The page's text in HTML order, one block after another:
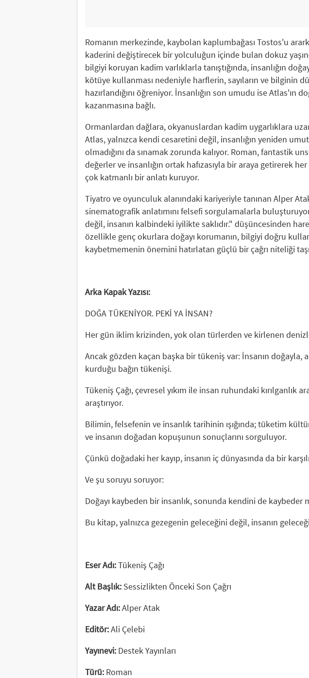
Romanın merkezinde, kaybolan kaplumbağası Tostos'u
kaderini değiştirecek bir yolculuğun içinde bulan dokuz
bilgiyi koruyan kadim varlıklarla tanıştığında, insanlığın
kötüye kullanması nedeniyle harflerin, sayıların ve bilginin
hazırlandığını öğreniyor. İnsanlığın son umudu ise Atlas'ın
kazanmasına bağlı.
Ormanlardan dağlara, okyanuslardan kadim uygarlıklara
Atlas, yalnızca kendi cesaretini değil, insanlığın yeniden
olmadığını da sınamak zorunda kalıyor. Roman, fantastik
değerler ve insanlığın ortak hafızasıyla bir araya getirerek
çok katmanlı bir anlatı kuruyor.
Tiyatro ve oyunculuk alanındaki kariyeriyle tanınan Alper
sinematografik anlatımını felsefi sorgulamalarla
değil, insanın kalbindeki iyilikte saklıdır." düşüncesinden
özellikle genç okurlara doğayı korumanın, bilgiyi doğru
kaybetmemenin önemini hatırlatan güçlü bir çağrı niteliği
Arka Kapak Yazısı:
DOĞA TÜKENİYOR. PEKİ YA İNSAN?
Her gün iklim krizinden, yok olan türlerden ve kirlenen
Ancak gözden kaçan başka bir tükeniş var: İnsanın doğayla,
kurduğu bağın tükenişi.
Tükeniş Çağı, çevresel yıkım ile insan ruhundaki kırılganlık
araştırıyor.
Bilimin, felsefenin ve insanlık tarihinin ışığında; tüketim
ve insanın doğadan kopuşunun sonuçlarını sorguluyor.
Çünkü doğadaki her kayıp, insanın iç dünyasında da bir
Ve şu soruyu soruyor:
Doğayı kaybeden bir insanlık, sonunda kendini de kaybeder
Bu kitap, yalnızca gezegenin geleceğini değil, insanın
Eser Adı:Tükeniş Çağı
Alt Başlık: Sessizlikten Önceki Son Çağrı
Yazar Adı:Alper Atak
Editör:Ali Çelebi
Yayınevi: Destek Yayınları
Türü:Roman